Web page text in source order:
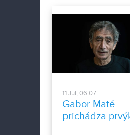
11.Jul, 06:07
Gabor Maté
prichádza
na Slovensko